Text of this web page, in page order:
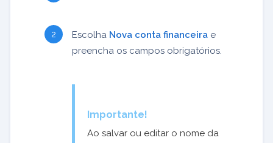
Escolha Nova conta financeira e
preencha os campos obrigatórios.
Importante!
Ao salvar ou editar o nome da